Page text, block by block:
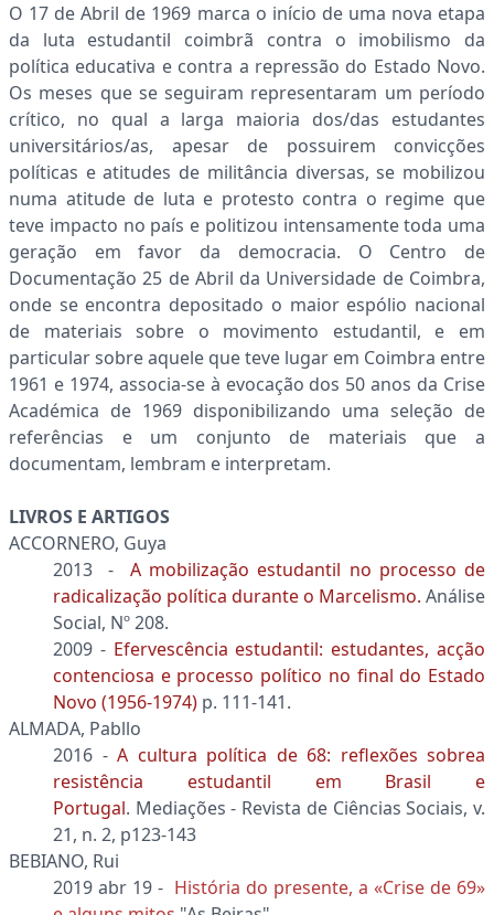
O 17 de Abril de 1969 marca o início de uma nova etapa
da luta estudantil coimbrã contra o imobilismo da
política educativa e contra a repressão do Estado Novo.
Os meses que se seguiram representaram um período
crítico, no qual a larga maioria dos/das estudantes
universitários/as, apesar de possuirem convicções
políticas e atitudes de militância diversas, se mobilizou
numa atitude de luta e protesto contra o regime que
teve impacto no país e politizou intensamente toda uma
geração em favor da democracia. O Centro de
Documentação 25 de Abril da Universidade de Coimbra,
onde se encontra depositado o maior espólio nacional
de materiais sobre o movimento estudantil, e em
particular sobre aquele que teve lugar em Coimbra entre
1961 e 1974, associa-se à evocação dos 50 anos da Crise
Académica de 1969 disponibilizando uma seleção de
referências e um conjunto de materiais que a
documentam, lembram e interpretam.
LIVROS E ARTIGOS
ACCORNERO, Guya
2013 - A mobilização estudantil no processo de
radicalização política durante o Marcelismo. Análise
Social, Nº 208.
2009 - Efervescência estudantil: estudantes, acção
contenciosa e processo político no final do Estado
Novo (1956-1974) p. 111-141.
ALMADA, Pabllo
2016 - A cultura política de 68: reflexões sobrea
resistência estudantil em Brasil e
Portugal. Mediações - Revista de Ciências Sociais, v.
21, n. 2, p123-143
BEBIANO, Rui
2019 abr 19 - História do presente, a «Crise de 69»